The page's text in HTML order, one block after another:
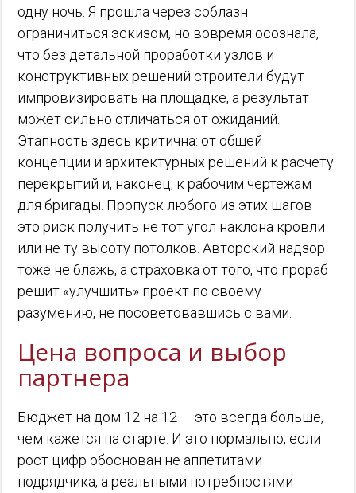
одну ночь. Я прошла через соблазн
ограничиться эскизом, но вовремя осознала,
что без детальной проработки узлов и
конструктивных решений строители будут
импровизировать на площадке, а результат
может сильно отличаться от ожиданий.
Этапность здесь критична: от общей
концепции и архитектурных решений к расчету
перекрытий и, наконец, к рабочим чертежам
для бригады. Пропуск любого из этих шагов —
это риск получить не тот угол наклона кровли
или не ту высоту потолков. Авторский надзор
тоже не блажь, а страховка от того, что прораб
решит «улучшить» проект по своему
разумению, не посоветовавшись с вами.
Цена вопроса и выбор
партнера
Бюджет на дом 12 на 12 — это всегда больше,
чем кажется на старте. И это нормально, если
рост цифр обоснован не аппетитами
подрядчика, а реальными потребностями